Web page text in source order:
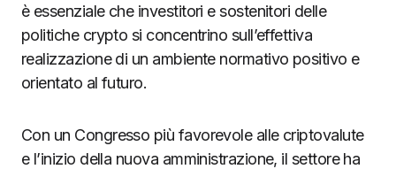
è essenziale che investitori e sostenitori delle
politiche crypto si concentrino sull’effettiva
realizzazione di un ambiente normativo positivo e
orientato al futuro.
Con un Congresso più favorevole alle criptovalute
e l’inizio della nuova amministrazione, il settore ha